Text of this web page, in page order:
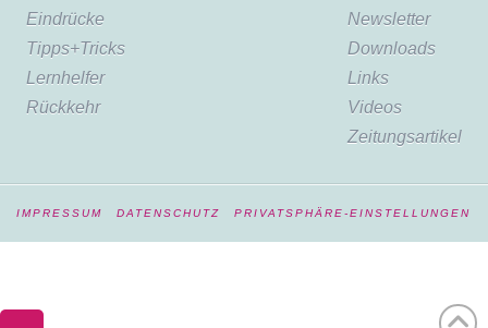
Eindrücke
Tipps+Tricks
Lernhelfer
Rückkehr
Newsletter
Downloads
Links
Videos
Zeitungsartikel
IMPRESSUM DATENSCHUTZ PRIVATSPHÄRE-EINSTELLUNGEN